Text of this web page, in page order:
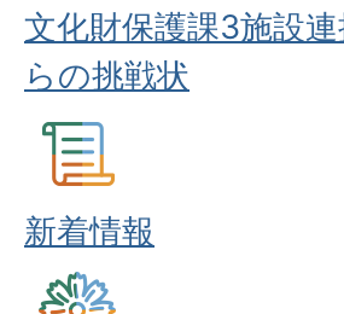
文化財保護課3施設
らの挑戦状
新着情報